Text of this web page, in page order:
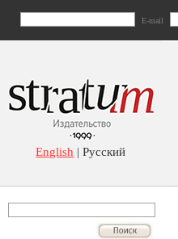
E-mail
English | Русский